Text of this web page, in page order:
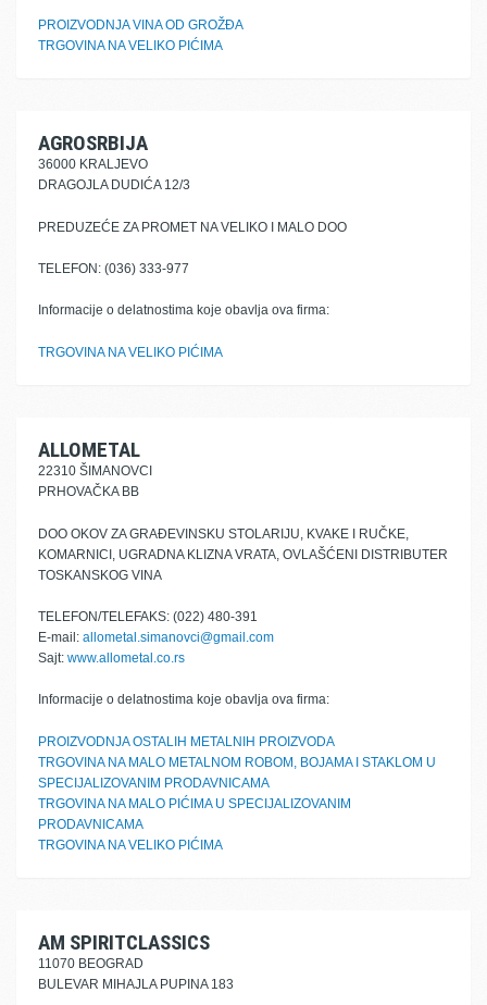
PROIZVODNJA VINA OD GROŽĐA
TRGOVINA NA VELIKO PIĆIMA
AGROSRBIJA
36000 KRALJEVO
DRAGOJLA DUDIĆA 12/3
PREDUZEĆE ZA PROMET NA VELIKO I MALO DOO
TELEFON: (036) 333-977
Informacije o delatnostima koje obavlja ova firma:
TRGOVINA NA VELIKO PIĆIMA
ALLOMETAL
22310 ŠIMANOVCI
PRHOVAČKA BB
DOO OKOV ZA GRAĐEVINSKU STOLARIJU, KVAKE I RUČKE,
KOMARNICI, UGRADNA KLIZNA VRATA, OVLAŠĆENI DISTRIBUTER
TOSKANSKOG VINA
TELEFON/TELEFAKS: (022) 480-391
E-mail: allometal.simanovci@gmail.com
Sajt: www.allometal.co.rs
Informacije o delatnostima koje obavlja ova firma:
PROIZVODNJA OSTALIH METALNIH PROIZVODA
TRGOVINA NA MALO METALNOM ROBOM, BOJAMA I STAKLOM U
SPECIJALIZOVANIM PRODAVNICAMA
TRGOVINA NA MALO PIĆIMA U SPECIJALIZOVANIM
PRODAVNICAMA
TRGOVINA NA VELIKO PIĆIMA
AM SPIRITCLASSICS
11070 BEOGRAD
BULEVAR MIHAJLA PUPINA 183